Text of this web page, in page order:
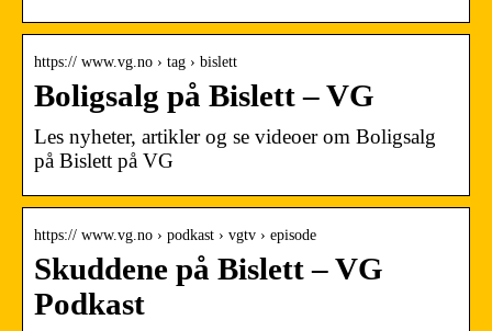
https:// www.vg.no › tag › bislett
Boligsalg på Bislett – VG
Les nyheter, artikler og se videoer om Boligsalg
på Bislett på VG
https:// www.vg.no › podkast › vgtv › episode
Skuddene på Bislett – VG
Podkast